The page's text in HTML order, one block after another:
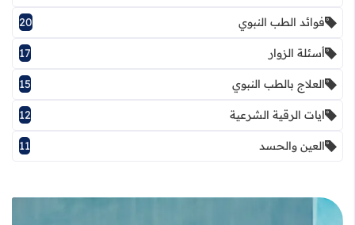
فوائد الطب النبوي 20
أسئلة الزوار 17
العلاج بالطب النبوي 15
ايات الرقية الشرعية 12
العين والحسد 11